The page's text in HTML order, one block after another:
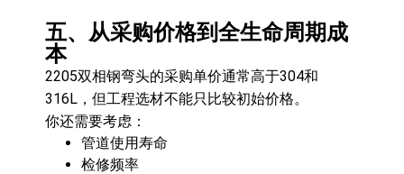
五、从采购价格到全生命周期成
本
2205双相钢弯头的采购单价通常高于304和
316L，但工程选材不能只比较初始价格。
你还需要考虑：
管道使用寿命
检修频率